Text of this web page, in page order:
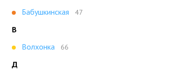
Бабушкинская
47
В
Волхонка
66
Д